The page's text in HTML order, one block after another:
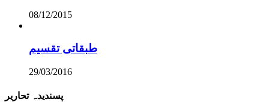
08/12/2015
طبقاتی تقسیم
29/03/2016
پسندیدہ تحاریر